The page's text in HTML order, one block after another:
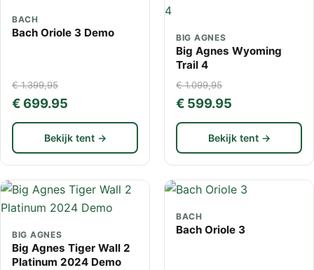
BACH
Bach Oriole 3 Demo
€ 1.399,95
€ 699.95
Bekijk tent →
BIG AGNES
Big Agnes Wyoming
Trail 4
€ 1.099,95
€ 599.95
Bekijk tent →
BIG AGNES
Big Agnes Tiger Wall 2
Platinum 2024 Demo
BACH
Bach Oriole 3